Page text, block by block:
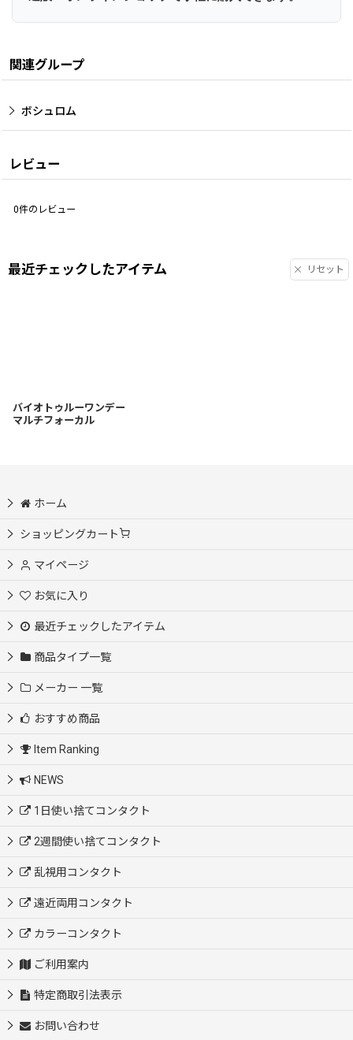
関連グループ
ボシュロム
レビュー
0件のレビュー
最近チェックしたアイテム リセット
バイオトゥルーワンデー
マルチフォーカル
ホーム
ショッピングカート
マイページ
お気に入り
最近チェックしたアイテム
商品タイプ一覧
メーカー 一覧
おすすめ商品
Item Ranking
NEWS
1日使い捨てコンタクト
2週間使い捨てコンタクト
乱視用コンタクト
遠近両用コンタクト
カラーコンタクト
ご利用案内
特定商取引法表示
お問い合わせ